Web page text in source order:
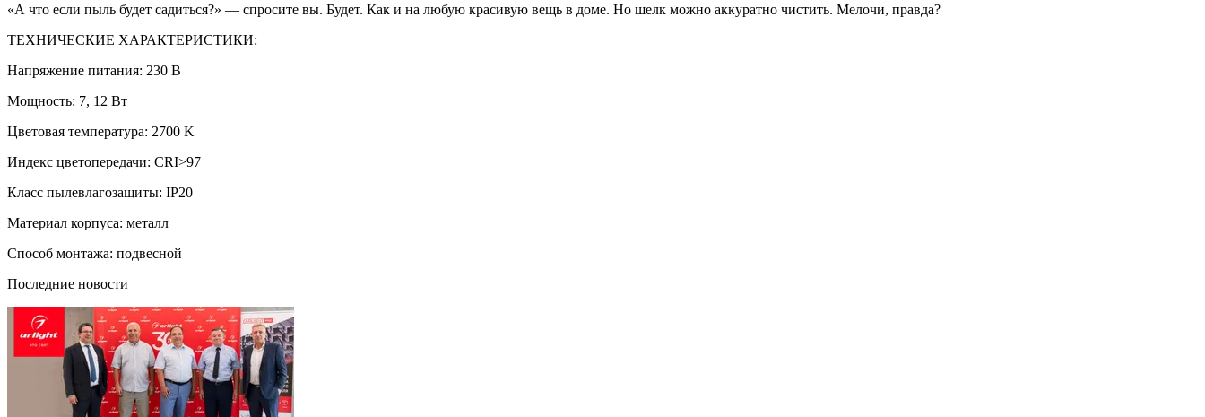
«А что если пыль будет садиться?» — спросите вы. Будет. Как и на любую красивую вещь в доме. Но шелк можно аккуратно чистить. Мелочи, правда?
ТЕХНИЧЕСКИЕ ХАРАКТЕРИСТИКИ:
Напряжение питания: 230 В
Мощность: 7, 12 Вт
Цветовая температура: 2700 K
Индекс цветопередачи: CRI>97
Класс пылевлагозащиты: IP20
Материал корпуса: металл
Способ монтажа: подвесной
Последние новости